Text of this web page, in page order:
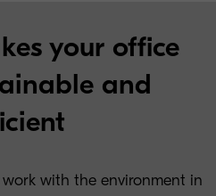
your office
and
work with the environment in